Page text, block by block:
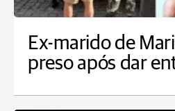
Ex-marido de
preso após dar